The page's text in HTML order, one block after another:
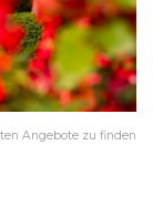
Angebote zu finden